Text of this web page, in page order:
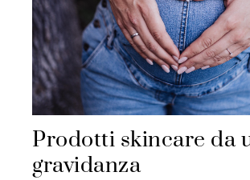
Prodotti skincare da
gravidanza